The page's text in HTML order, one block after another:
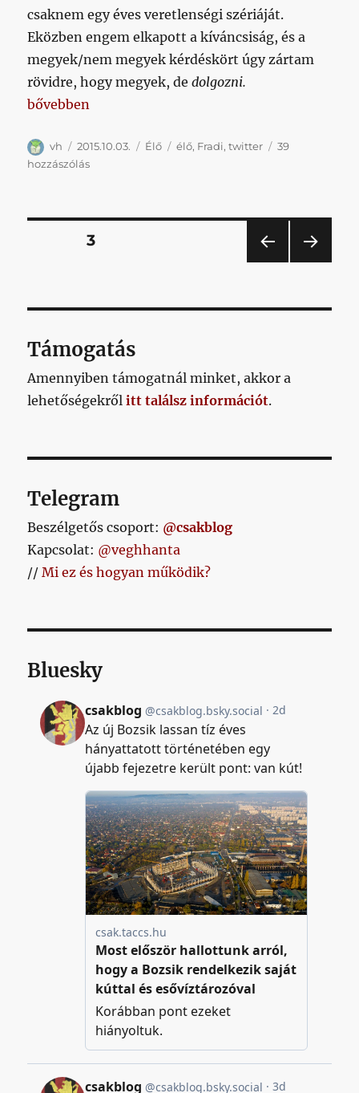
csaknem egy éves veretlenségi szériáját.
Eközben engem elkapott a kíváncsiság, és a
megyek/nem megyek kérdéskört úgy zártam
rövidre, hogy megyek, dedolgozni.
„Megnézem helyettetek a Groupama Lajost #ÉLŐ”
bővebben
Szerző
vh Közzétéve
2015.10.03. Kategória
Élő Címke
élő, Fradi,twitter
39
hozzászólásMegnézem
#ÉLŐ
Bejegyzések
AL
OLDAL3
OLD
Támogatás
Amennyiben támogatnál minket, akkor a
lehetőségekrőlitt találsz információt.
Telegram
Beszélgetős csoport: @csakblog
Kapcsolat: @veghhanta
//Mi ez és hogyan működik?
Bluesky